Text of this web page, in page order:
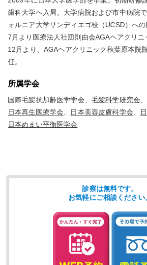
歯科大学へ入局。大学病院および市中病院
ォルニア大学サンディエゴ校（UCSD）へ
7月より医療法人社団則由会AGAヘアクリ
12月より、AGAヘアクリニック秋葉原本院
任。
所属学会
国際毛髪抗加齢医学学会、 毛髪科学研究会
日本再生医療学会
日本美容皮膚科学会
日本めまい平衡医学会
診察は無料です。
お気軽にご相談ください